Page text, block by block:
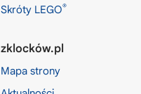
Skróty LEGO®
zklocków.pl
Mapa strony